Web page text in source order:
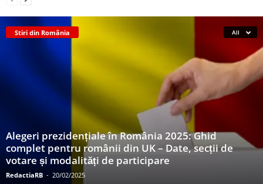
Stiri din România All
Alegeri prezidențiale în România 2025: Ghid
complet pentru românii din UK – Date, secții de
votare și modalități de participare
RedactiaRB - 20/02/2025